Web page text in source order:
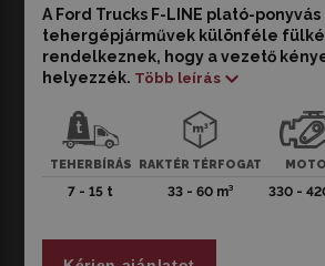
A Ford Trucks F-LINE plató-ponyvás
tehergépjárművek különféle
rendelkeznek, hogy a vezető
helyezzék. Több leírás
TEHERBÍRÁS
7 - 15 t
RAKTÉR TÉRFOGAT
33 - 60 m³ 330 -
A Ford Trucks F-LINE plató-ponyvás
különféle fülkékkel rendelkeznek, hogy
kényelmét előtérbe helyezzék. Az
nélküli és alacsony vagy magastetős
különböző igényekre szabhatók.
A takarékos üzemmód és a teljesítmény